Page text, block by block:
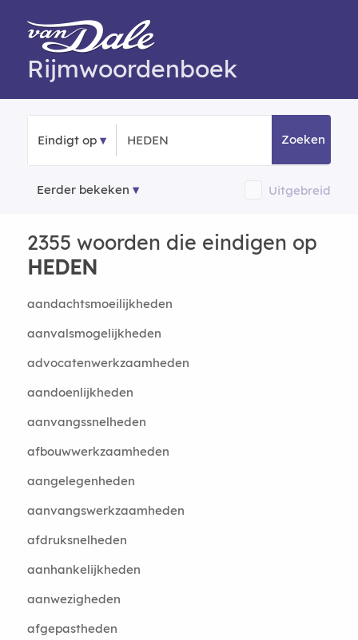
Rijmwoordenboek
Eindigt op Zoeken
Eerder bekeken Uitgebreid
2355 woorden die eindigen op
HEDEN
aandachtsmoeilijkheden
aanvalsmogelijkheden
advocatenwerkzaamheden
aandoenlijkheden
aanvangssnelheden
afbouwwerkzaamheden
aangelegenheden
aanvangswerkzaamheden
afdruksnelheden
aanhankelijkheden
aanwezigheden
afgepastheden